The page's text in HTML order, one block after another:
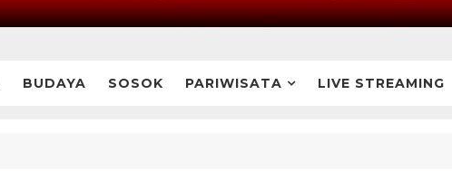
BUDAYA SOSOK PARIWISATA LIVE STREAMING